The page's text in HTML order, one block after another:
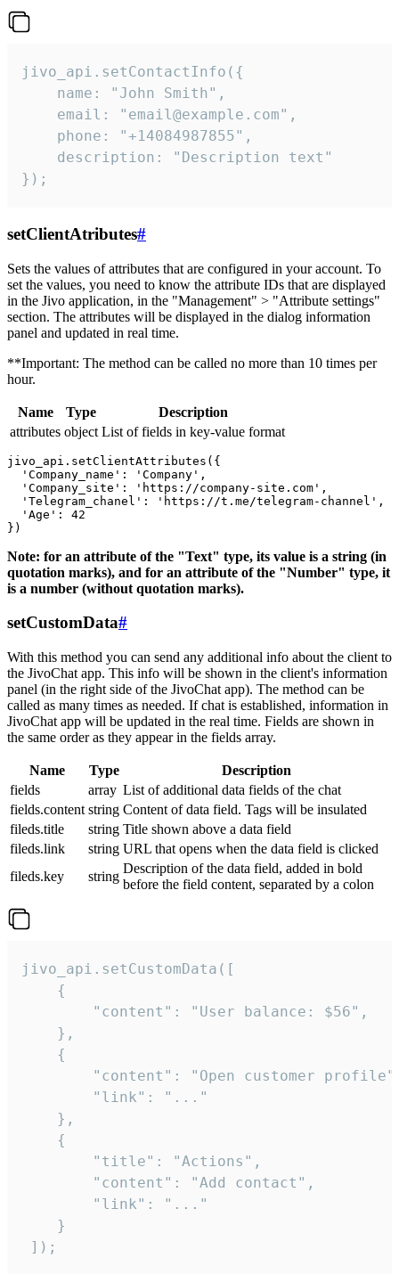
jivo_api.setContactInfo({
    name: "John Smith",
    email: "email@example.com",
    phone: "+14084987855",
    description: "Description text"
});
setClientAtributes#
Sets the values ​​of attributes that are configured in your account. To
set the values, you need to know the attribute IDs that are displayed
in the Jivo application, in the "Management" > "Attribute settings"
section. The attributes will be displayed in the dialog information
panel and updated in real time.
**Important: The method can be called no more than 10 times per
hour.
Name Type
Description
attributes object List of fields in key-value format
jivo_api.setClientAttributes({
  'Company_name': 'Company',
  'Company_site': 'https://company-site.com',
  'Telegram_chanel': 'https://t.me/telegram-channel',
  'Age': 42
Note: for an attribute of the "Text" type, its value is a string (in
quotation marks), and for an attribute of the "Number" type, it
is a number (without quotation marks).
setCustomData#
With this method you can send any additional info about the client to
the JivoChat app. This info will be shown in the client's information
panel (in the right side of the JivoChat app). The method can be
called as many times as needed. If chat is established, information in
JivoChat app will be updated in the real time. Fields are shown in
the same order as they appear in the fields array.
Name Type
Description
fields
array List of additional data fields of the chat
fields.content string Content of data field. Tags will be insulated
fileds.title
string Title shown above a data field
fileds.link
string URL that opens when the data field is clicked
fileds.key
string
Description of the data field, added in bold
before the field content, separated by a colon
jivo_api.setCustomData([
    {
        "content": "User balance: $56",
    },
    {
"content": "Open customer
        "link": "..."
    },
    {
        "title": "Actions",
        "content": "Add contact",
        "link": "..."
    }
]);